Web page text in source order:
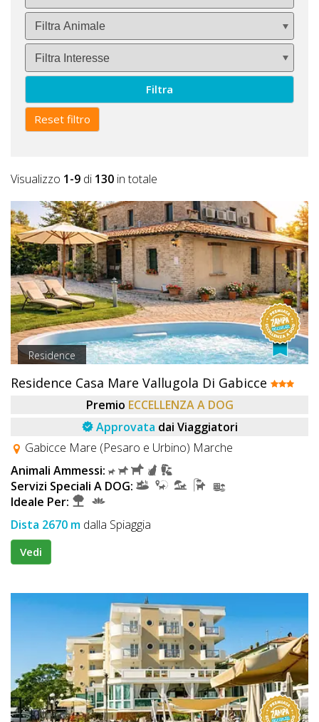
Filtra
Reset filtro
Visualizzo 1-9 di 130 in totale
Residence
Residence Casa Mare Vallugola Di Gabicce
Premio ECCELLENZA A DOG
Approvata dai Viaggiatori
Gabicce Mare (Pesaro e Urbino) Marche
Animali Ammessi:
Servizi Speciali A DOG:
Ideale Per:
Dista 2670 m dalla Spiaggia
Vedi